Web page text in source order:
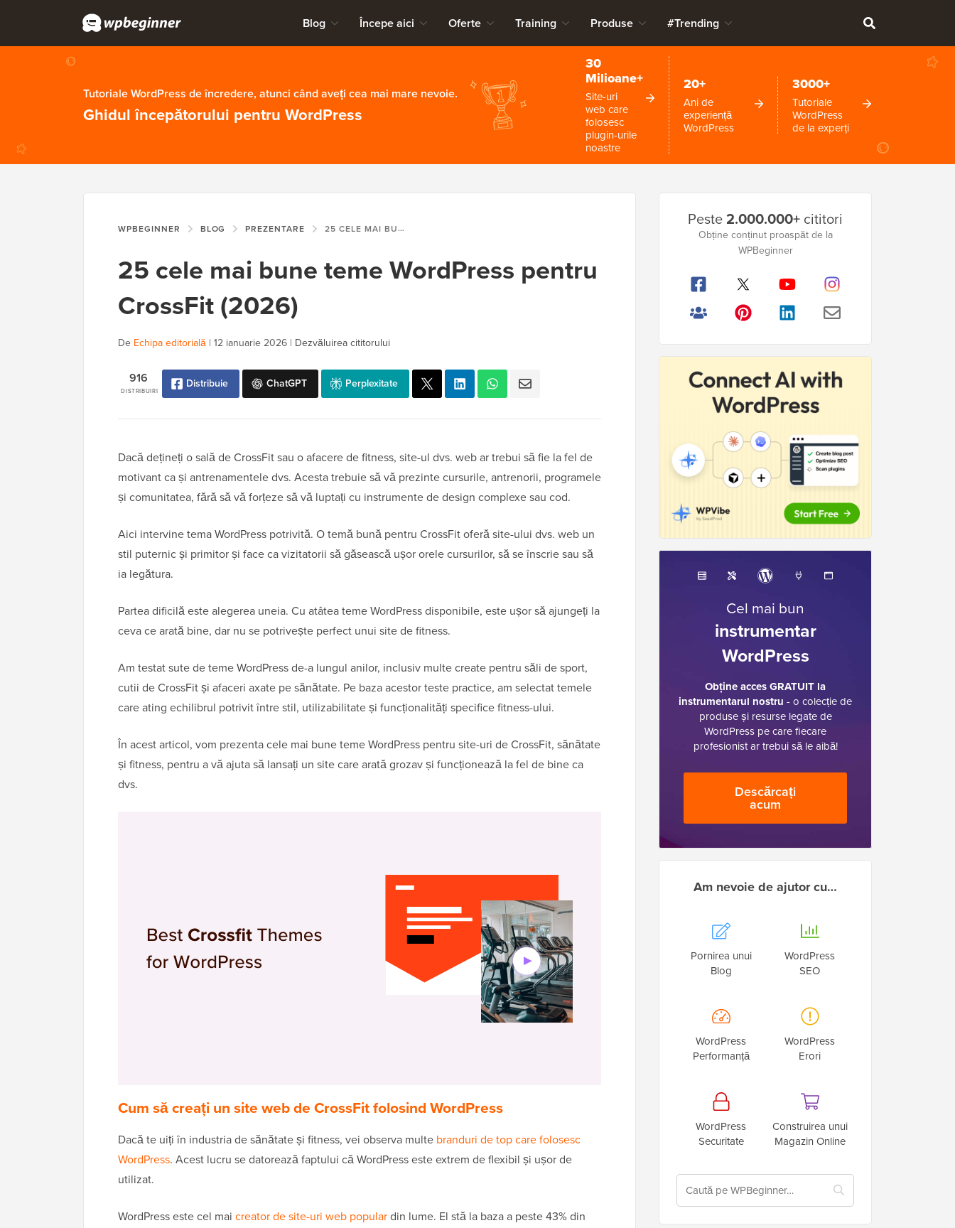
Blog Începe aici Oferte Training Produse #Trending
Tutoriale WordPress de încredere, atunci când aveți cea mai mare nevoie.
Ghidul începătorului pentru WordPress
30
Milioane+
Site-uri
web care
folosesc
plugin-urile
noastre
20+
Ani de
experiență
WordPress
3000+
Tutoriale
WordPress
de la experți
WPBEGINNER BLOG PREZENTARE 25 CELE MAI BUNE TEME WORDPRESS PENTRU CROSSFIT (2026)
25 cele mai bune teme WordPress pentru
CrossFit (2026)
De Echipa editorială | 12 ianuarie 2026 | Dezvăluirea cititorului
DISTRIBUIRI
916 Distribuie ChatGPT Perplexitate
Dacă dețineți o sală de CrossFit sau o afacere de fitness, site-ul dvs. web ar trebui să fie la fel de
motivant ca și antrenamentele dvs. Acesta trebuie să vă prezinte cursurile, antrenorii, programele
și comunitatea, fără să vă forțeze să vă luptați cu instrumente de design complexe sau cod.
Aici intervine tema WordPress potrivită. O temă bună pentru CrossFit oferă site-ului dvs. web un
stil puternic și primitor și face ca vizitatorii să găsească ușor orele cursurilor, să se înscrie sau să
ia legătura.
Partea dificilă este alegerea uneia. Cu atâtea teme WordPress disponibile, este ușor să ajungeți la
ceva ce arată bine, dar nu se potrivește perfect unui site de fitness.
Am testat sute de teme WordPress de-a lungul anilor, inclusiv multe create pentru săli de sport,
cutii de CrossFit și afaceri axate pe sănătate. Pe baza acestor teste practice, am selectat temele
care ating echilibrul potrivit între stil, utilizabilitate și funcționalități specifice fitness-ului.
În acest articol, vom prezenta cele mai bune teme WordPress pentru site-uri de CrossFit, sănătate
și fitness, pentru a vă ajuta să lansați un site care arată grozav și funcționează la fel de bine ca
dvs.
Cum să creați un site web de CrossFit folosind WordPress
Dacă te uiți în industria de sănătate și fitness, vei observa multe branduri de top care folosesc
WordPress. Acest lucru se datorează faptului că WordPress este extrem de flexibil și ușor de
utilizat.
WordPress este cel mai creator de site-uri web populardin lume. El stă la baza a peste 43% din
laterală
Peste2.000.000+ cititori
Obține conținut proaspăt de la
WPBeginner
Cel mai bun
instrumentar
WordPress
Obține acces GRATUIT la
instrumentarul nostru - o colecție de
produse și resurse legate de
WordPress pe care fiecare
profesionist ar trebui să le aibă!
Descărcați
acum
Am nevoie de ajutor cu…
Pornirea unui
Blog
WordPress
SEO
WordPress
Performanță
WordPress
Erori
WordPress
Securitate
Construirea unui
Magazin Online